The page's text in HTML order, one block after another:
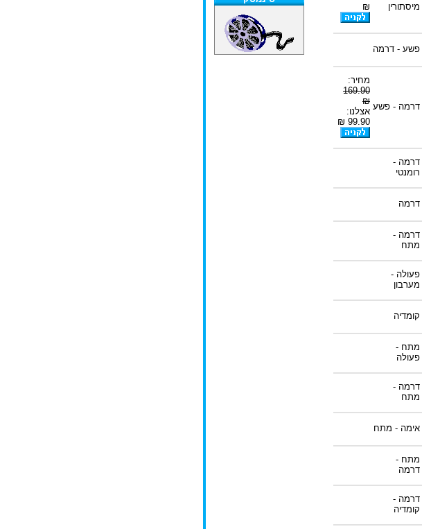
מיסתורין
₪
פשע - דרמה
דרמה - פשע
מחיר:
169.90
₪
אצלנו:
99.90 ₪
דרמה -
רומנטי
דרמה
דרמה -
מתח
פעולה -
מערבון
קומדיה
מתח -
פעולה
דרמה -
מתח
אימה - מתח
מתח -
דרמה
דרמה -
קומדיה